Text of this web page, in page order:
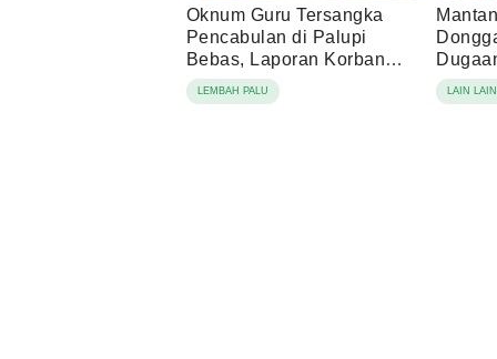
Oknum Guru Tersangka
Pencabulan di Palupi
Bebas, Laporan Korban
Berujung Damai
LEMBAH PALU LAIN LAIN